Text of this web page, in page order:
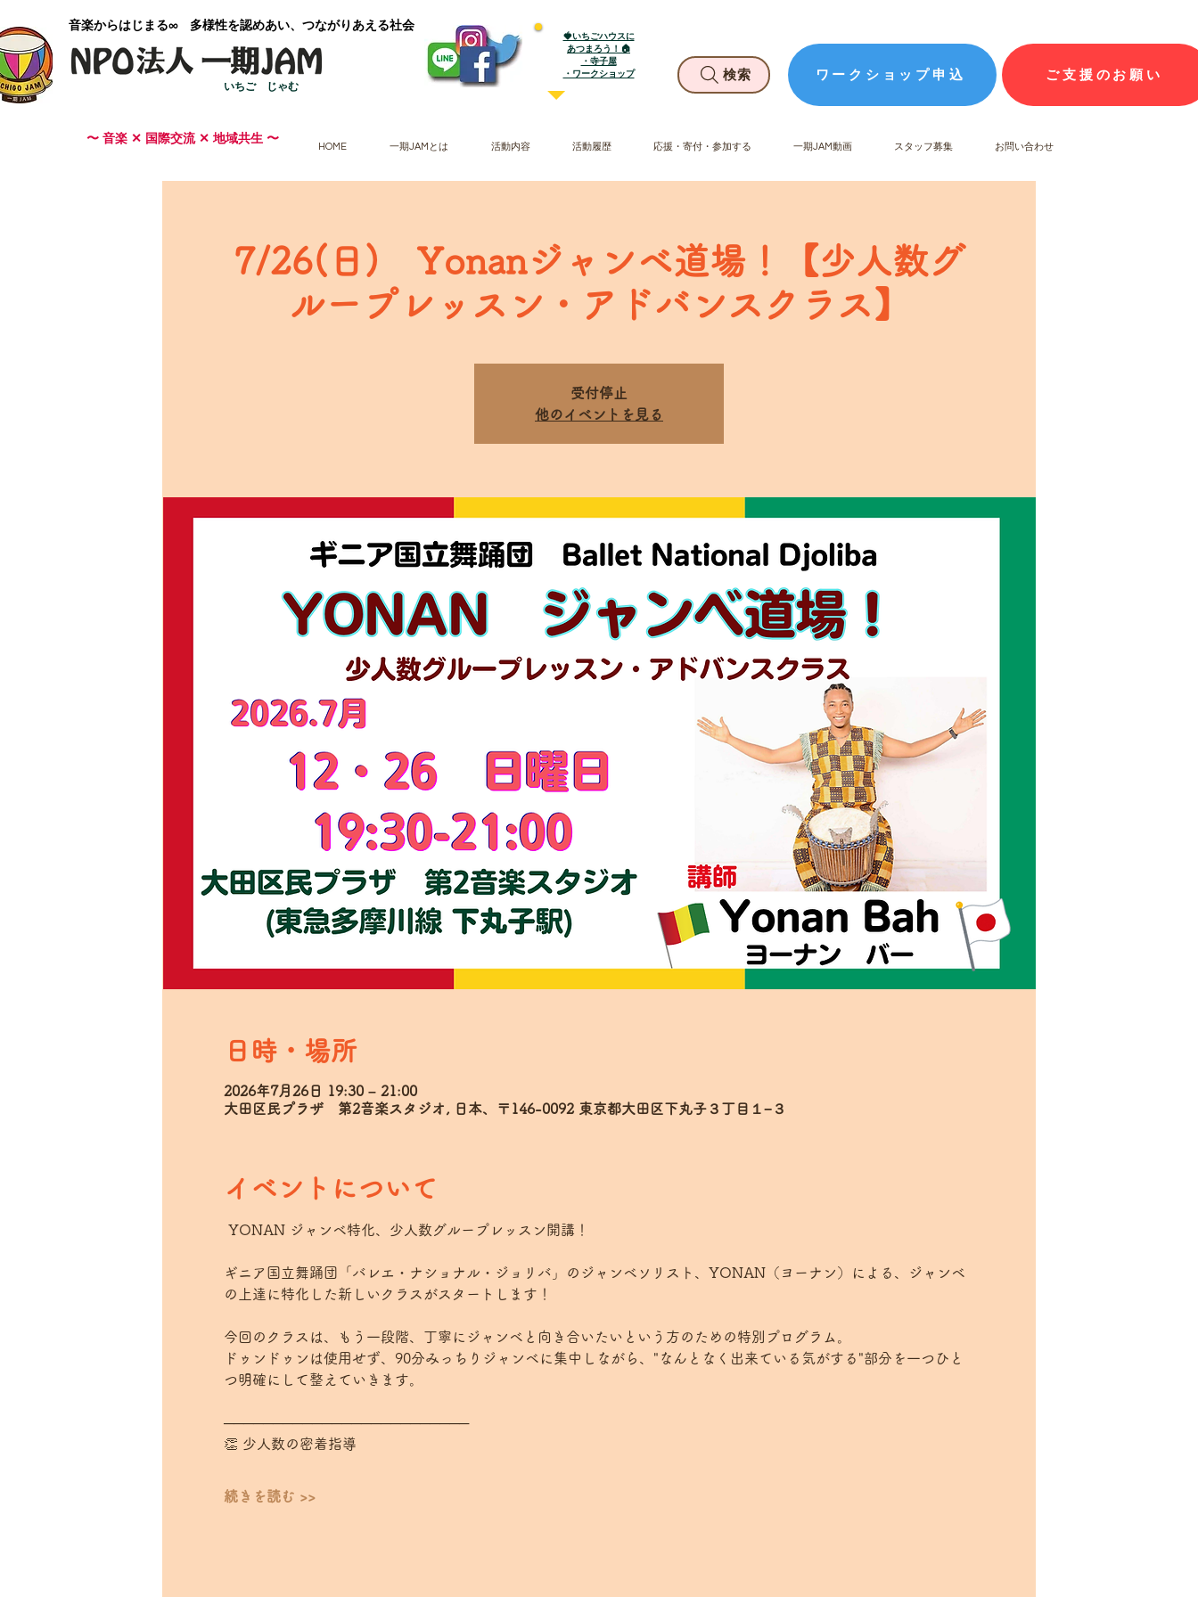
​音楽からはじまる∞ 多様性を認めあい、つながりあえる社会
いちご じゃむ
🍓いちごハウスに
あつまろう！🏠
・寺子屋
​・ワークショップ
検索 ワークショップ申込 ご支援のお願い
〜 音楽 ✕ 国際交流 ✕ 地域共生 〜
HOME 一期JAMとは 活動内容 活動履歴 応援・寄付・参加する 一期JAM動画 スタッフ募集 お問い合わせ
7/26(日) Yonanジャンベ道場！【少人数グ
ループレッスン・アドバンスクラス】
受付停止
他のイベントを見る
日時・場所
2026年7月26日 19:30 – 21:00
大田区民プラザ 第2音楽スタジオ, 日本、〒146-0092 東京都大田区下丸子３丁目１−３
イベントについて
YONAN ジャンベ特化、少人数グループレッスン開講！
ギニア国立舞踊団「バレエ・ナショナル・ジョリバ」のジャンベソリスト、YONAN（ヨーナン）による、ジャンベ
の上達に特化した新しいクラスがスタートします！
今回のクラスは、もう一段階、丁寧にジャンベと向き合いたいという方のための特別プログラム。
ドゥンドゥンは使用せず、90分みっちりジャンベに集中しながら、"なんとなく出来ている気がする"部分を一つひと
つ明確にして整えていきます。
─────────────────────────
👏 少人数の密着指導
続きを読む >>